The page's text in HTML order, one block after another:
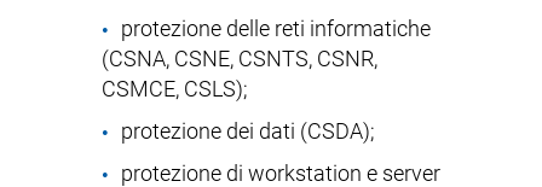
protezione delle reti informatiche
(CSNA, CSNE, CSNTS, CSNR,
CSMCE, CSLS);
protezione dei dati (CSDA);
protezione di workstation e server